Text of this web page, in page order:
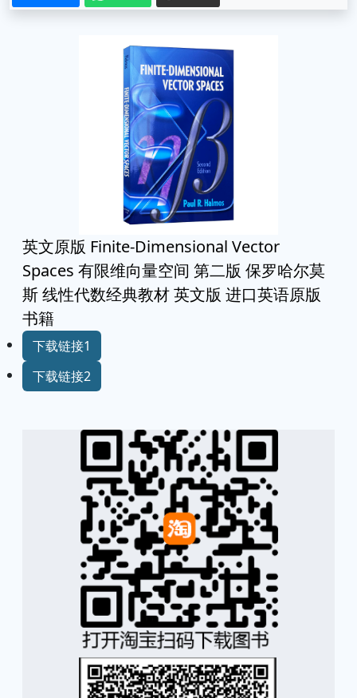
英文原版 Finite-Dimensional Vector
Spaces 有限维向量空间 第二版 保罗哈尔莫
斯 线性代数经典教材 英文版 进口英语原版
书籍
下载链接1
下载链接2